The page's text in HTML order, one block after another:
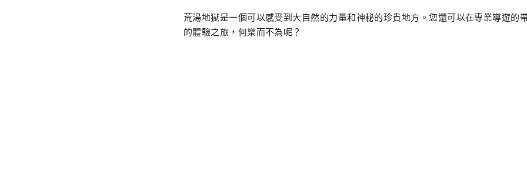
荒湯地獄是一個可以感受到大自然的力量和神秘的珍貴地方。您還可以在專業導遊的
的體驗之旅，何樂而不為呢？